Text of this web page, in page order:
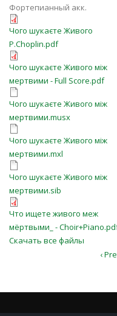
Фортепианный акк.
Чого
P.Choplin.pdf
Чого шукаєте Живого
P.Choplin.pdf
Чого шукаєте
мертвими -
Чого шукаєте Живого між
мертвими - Full Score.pdf
Чого шукаєте
Чого шукаєте Живого між
мертвими.musx
Чого шукаєте
мертвими.mxl
Чого шукаєте Живого між
мертвими.mxl
Чого шукаєте
мертвими.sib
Чого шукаєте Живого між
мертвими.sib
Что ищете
мёртвыми_ -
Что ищете живого меж
мёртвыми_ -
Скачать все файлы
‹